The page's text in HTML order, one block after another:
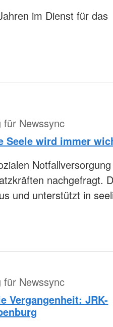
im Dienst für das
für Newssync
Seele wird immer
Notfallversorgung
nachgefragt.
und unterstützt in
für Newssync
Vergangenheit: JRK-